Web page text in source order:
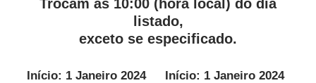
Trocam ás 10:00 (hora local) do dia
listado,
exceto se especificado.
Início: 1 Janeiro 2024
Início: 1 Janeiro 2024